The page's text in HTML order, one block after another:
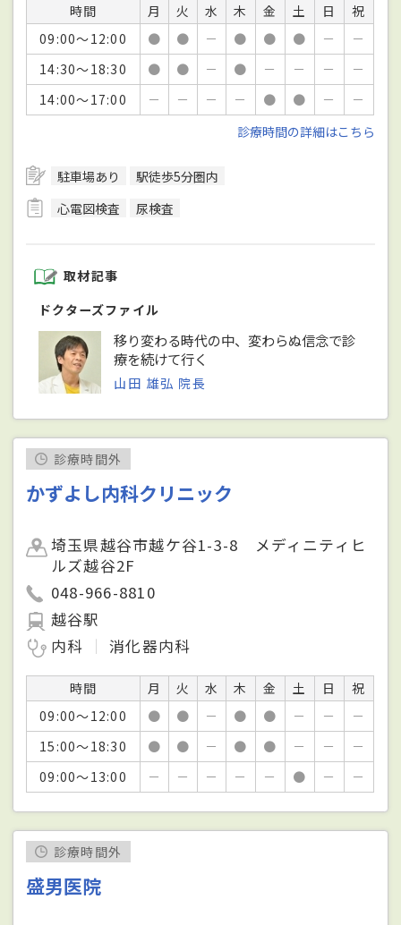
時間 月 火 水 木 金 土 日
祝
09:00～12:00
● ● － ● ● ● －
－
14:30～18:30
● ● － ● － － －
－
14:00～17:00
－ － － － ● ● －
－
診療時間の詳細はこちら
駐車場あり
駅徒歩5分圏内
心電図検査
尿検査
取材記事
ドクターズファイル
移り変わる時代の中、変わらぬ信念で診
療を続けて行く
山田 雄弘 院長
診療時間外
かずよし内科クリニック
埼玉県越谷市越ケ谷1-3-8 メディニティヒ
ルズ越谷2F
048-966-8810
越谷駅
内科
消化器内科
時間 月 火 水 木 金 土 日
祝
09:00～12:00
● ● － ● ● － －
－
15:00～18:30
● ● － ● ● － －
－
09:00～13:00
－ － － － － ● － －
診療時間外
盛男医院